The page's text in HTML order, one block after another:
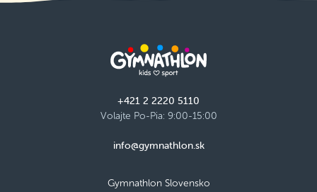
+421 2 2220 5110
Volajte Po-Pia: 9:00-15:00
info@gymnathlon.sk
Gymnathlon Slovensko